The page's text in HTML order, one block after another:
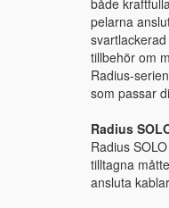
både
pelarna
tillbehör om
Radius-
som passar
Radius
Radius
tilltagna
ansluta